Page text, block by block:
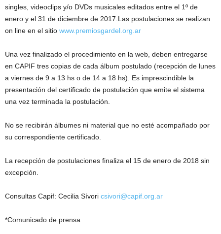
singles, videoclips y/o DVDs musicales editados entre el 1º de
enero y el 31 de diciembre de 2017. Las postulaciones se realizan
on line en el sitio www.premiosgardel.org.ar
Una vez finalizado el procedimiento en la web, deben entregarse
en CAPIF tres copias de cada álbum postulado (recepción de lunes
a viernes de 9 a 13 hs o de 14 a 18 hs). Es imprescindible la
presentación del certificado de postulación que emite el sistema
una vez terminada la postulación.
No se recibirán álbumes ni material que no esté acompañado por
su correspondiente certificado.
La recepción de postulaciones finaliza el 15 de enero de 2018 sin
excepción.
Consultas Capif: Cecilia Sívori csivori@capif.org.ar
*Comunicado de prensa